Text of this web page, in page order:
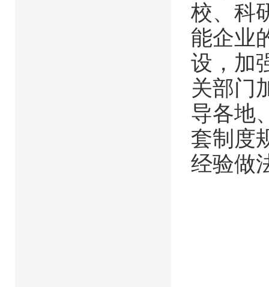
校、科
能企业
设，加
关部门
导各地
套制度
经验做